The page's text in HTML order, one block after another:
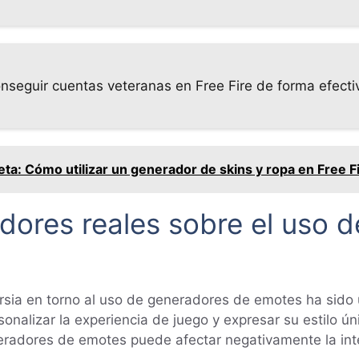
cuentas veteranas en Free Fire de forma
Cómo utilizar un generador de skins y ropa en Free
reales sobre el uso
en torno al uso de generadores de emotes ha
la experiencia de juego y expresar su estilo
de emotes puede afectar negativamente la